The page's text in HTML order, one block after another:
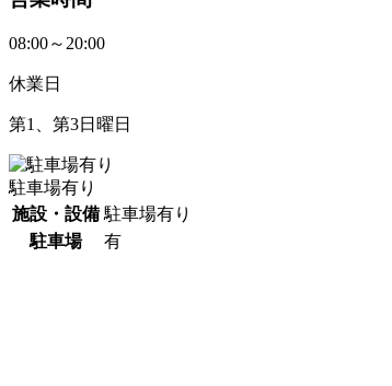
08:00～20:00
休業日
第1、第3日曜日
駐車場有り
施設・設備 駐車場有り
駐車場
有